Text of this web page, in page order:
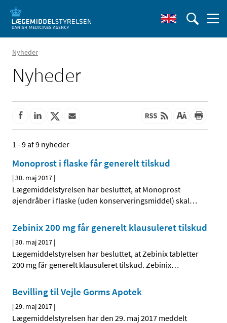
Nyheder
Nyheder
1 - 9 af 9 nyheder
Monoprost i flaske får generelt tilskud
|30. maj 2017 |
Lægemiddelstyrelsen har besluttet, at Monoprost
øjendråber i flaske (uden konserveringsmiddel) skal…
Zebinix 200 mg får generelt klausuleret tilskud
|30. maj 2017 |
Lægemiddelstyrelsen har besluttet, at Zebinix tabletter
200 mg får generelt klausuleret tilskud. Zebinix…
Bevilling til Vejle Gorms Apotek
|29. maj 2017 |
Lægemiddelstyrelsen har den 29. maj 2017 meddelt